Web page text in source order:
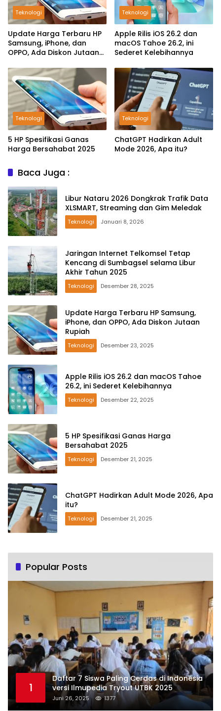
Teknologi
Update Harga Terbaru HP
Samsung, iPhone, dan
OPPO, Ada Diskon Jutaan
Teknologi
Apple Rilis iOS 26.2 dan
macOS Tahoe 26.2, ini
Sederet Kelebihannya
Teknologi
5 HP Spesifikasi Ganas
Harga Bersahabat 2025
Teknologi
ChatGPT Hadirkan Adult
Mode 2026, Apa itu?
Baca Juga :
Libur Nataru 2026 Dongkrak Trafik Data
XLSMART, Streaming dan Gim Meledak
Teknologi Januari 8, 2026
Jaringan Internet Telkomsel Tetap
Kencang di Sumbagsel selama Libur
Akhir Tahun 2025
Teknologi Desember 28, 2025
Update Harga Terbaru HP Samsung,
iPhone, dan OPPO, Ada Diskon Jutaan
Rupiah
Teknologi Desember 23, 2025
Apple Rilis iOS 26.2 dan macOS Tahoe
26.2, ini Sederet Kelebihannya
Teknologi Desember 22, 2025
5 HP Spesifikasi Ganas Harga
Bersahabat 2025
Teknologi Desember 21, 2025
ChatGPT Hadirkan Adult Mode 2026, Apa
itu?
Teknologi Desember 21, 2025
Popular Posts
1
Daftar 7 Siswa Paling Cerdas di Indonesia
versi Ilmupedia Tryout UTBK 2025
Juni 26, 2025 1377